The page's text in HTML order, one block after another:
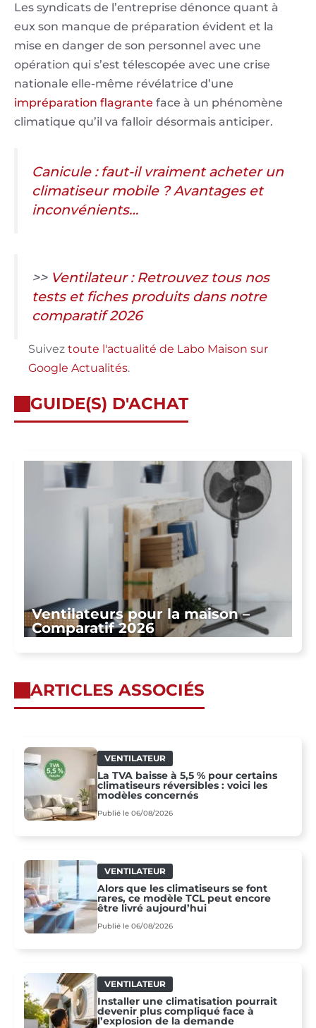
Les syndicats de l’entreprise dénonce quant à
eux son manque de préparation évident et la
mise en danger de son personnel avec une
opération qui s’est télescopée avec une crise
nationale elle-même révélatrice d’une
impréparation flagrante face à un phénomène
climatique qu’il va falloir désormais anticiper.
Canicule : faut-il vraiment acheter un
climatiseur mobile ? Avantages et
inconvénients…
>> Ventilateur : Retrouvez tous nos
tests et fiches produits dans notre
comparatif 2026
Suivez toute l'actualité de Labo Maison sur
Google Actualités.
GUIDE(S) D'ACHAT
Ventilateurs pour la maison –
Comparatif 2026
ARTICLES ASSOCIÉS
VENTILATEUR
La TVA baisse à 5,5 % pour certains
climatiseurs réversibles : voici les
modèles concernés
Publié le 06/08/2026
VENTILATEUR
Alors que les climatiseurs se font
rares, ce modèle TCL peut encore
être livré aujourd’hui
Publié le 06/08/2026
VENTILATEUR
Installer une climatisation pourrait
devenir plus compliqué face à
l’explosion de la demande